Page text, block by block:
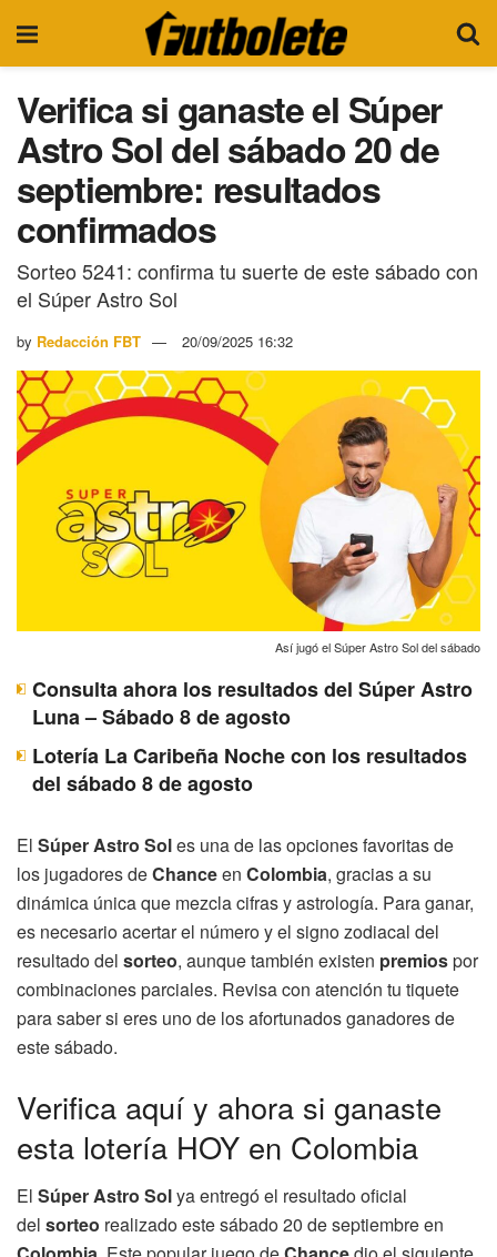
Verifica si ganaste el Súper
Astro Sol del sábado 20 de
septiembre: resultados
confirmados
Sorteo 5241: confirma tu suerte de este sábado con
el Súper Astro Sol
by Redacción FBT 20/09/2025 16:32
Así jugó el Súper Astro Sol del sábado
Consulta ahora los resultados del Súper Astro
Luna – Sábado 8 de agosto
Lotería La Caribeña Noche con los resultados
del sábado 8 de agosto
El Súper Astro Soles una de las opciones favoritas de
los jugadores deChanceen Colombia, gracias a su
dinámica única que mezcla cifras y astrología. Para ganar,
es necesario acertar el número y el signo zodiacal del
resultado del sorteo, aunque también existen premiospor
combinaciones parciales. Revisa con atención tu tiquete
para saber si eres uno de los afortunados ganadores de
este sábado.
Verifica aquí y ahora si ganaste
esta lotería HOY en Colombia
El Súper Astro Solya entregó el resultado oficial
del sorteo realizado este sábado 20 de septiembre en